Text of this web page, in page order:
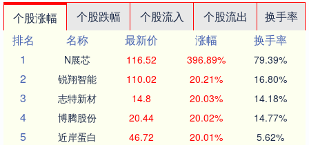
个股涨幅 个股跌幅 个股流入 个股流出
换手率
排名
名称 最新价 涨幅
换手率
1
N展芯 116.52 396.89% 79.39%
2 锐翔智能 110.02 20.21% 16.80%
3 志特新材 14.8 20.03% 14.18%
4 博腾股份 20.44 20.02% 14.77%
5 近岸蛋白 46.72 20.01% 5.62%